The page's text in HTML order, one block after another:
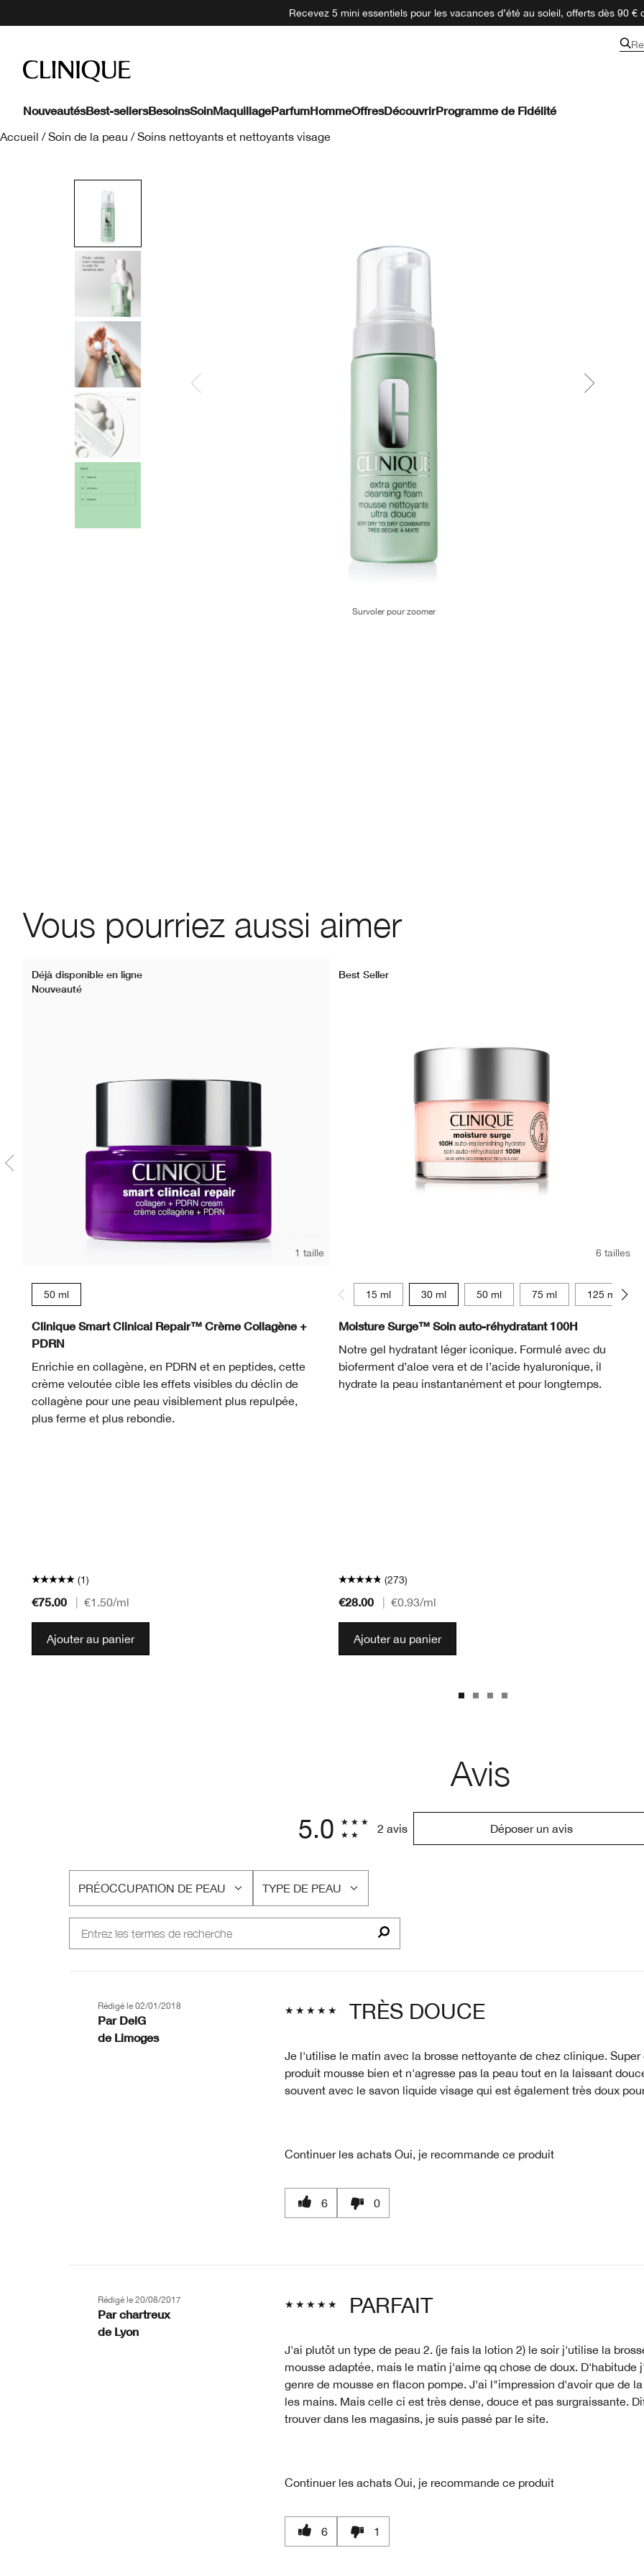
Recevez 5 mini essentiels pour les vacances d’été au soleil, offerts dès 90 €
NouveautésBest-sellersBesoinsSoinMaquillageParfumHommeOffresDécouvrirProgramme de Fidélité
Accueil / Soin de la peau / Soins nettoyants et nettoyants visage
Survoler pour zoomer
Vous pourriez aussi aimer
Déjà disponible en ligne
Nouveauté
1 taille
50 ml
Clinique Smart Clinical Repair™ Crème Collagène +
PDRN
Enrichie en collagène, en PDRN et en peptides, cette
crème veloutée cible les effets visibles du déclin de
collagène pour une peau visiblement plus repulpée,
plus ferme et plus rebondie.
(1)
€75.00 €1.50/ml
Ajouter au panier
Best Seller
6 tailles
15 ml 30 ml 50 ml 75 ml 125 ml
Moisture Surge™ Soin auto-réhydratant 100H
Notre gel hydratant léger iconique. Formulé avec du
bioferment d’aloe vera et de l’acide hyaluronique, il
hydrate la peau instantanément et pour longtemps.
(273)
€28.00 €0.93/ml
Ajouter au panier
Avis
5.0 2 avis Déposer un avis
PRÉOCCUPATION DE PEAU
FRANÇAIS
TYPE DE PEAU
FRANÇAIS
TRÈS DOUCE
Rédigé le 02/01/2018
Par DelG
de Limoges
Je l'utilise le matin avec la brosse nettoyante de chez clinique. Super
produit mousse bien et n'agresse pas la peau tout en la laissant
souvent avec le savon liquide visage qui est également très doux
Continuer les achats Oui, je recommande ce produit
6 0
PARFAIT
Rédigé le 20/08/2017
Par chartreux
de Lyon
J'ai plutôt un type de peau 2. (je fais la lotion 2) le soir j'utilise la
mousse adaptée, mais le matin j'aime qq chose de doux. D'habitude
genre de mousse en flacon pompe. J'ai l"impression d'avoir que de
les mains. Mais celle ci est très dense, douce et pas surgraissante.
trouver dans les magasins, je suis passé par le site.
Continuer les achats Oui, je recommande ce produit
6 1